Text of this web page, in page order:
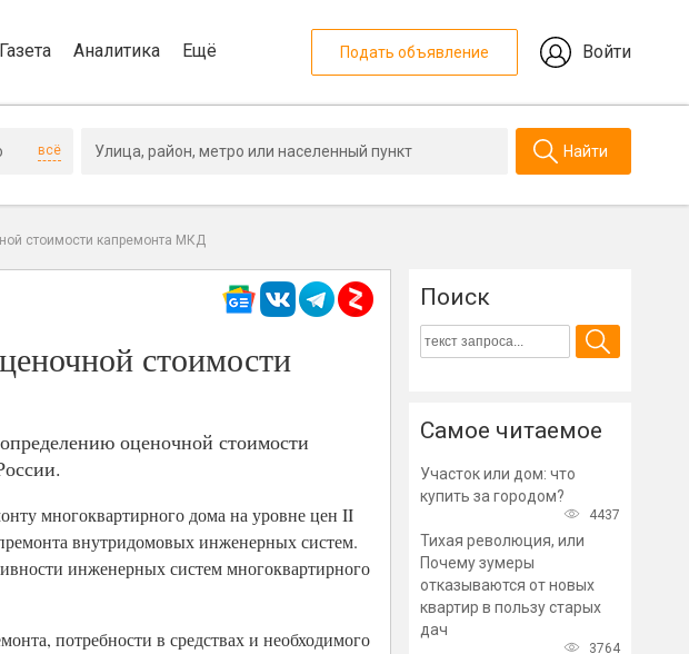
Аналитика Ещё Подать объявление Войти
всё Найти
стоимости капремонта МКД
стоимости
оценочной стоимости
многоквартирного дома на уровне цен II
внутридомовых инженерных систем.
инженерных систем многоквартирного
потребности в средствах и необходимого
Поиск
Самое читаемое
Участок или дом: что
купить за городом?
4437
Тихая революция, или
Почему зумеры
отказываются от новых
квартир в пользу старых
дач
3764